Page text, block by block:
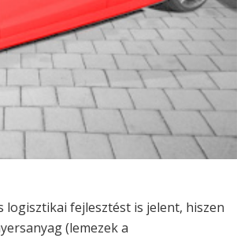
fejlesztést is jelent, hiszen
(lemezek a